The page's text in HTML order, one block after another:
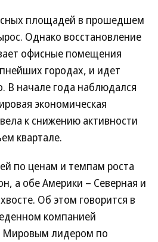
площадей в прошедшем
Однако восстановление
офисные помещения
городах, и идет
В начале года наблюдался
экономическая
к снижению активности
квартале.
по ценам и темпам роста
а обе Америки – Северная и
Об этом говорится в
компанией
Мировым лидером по